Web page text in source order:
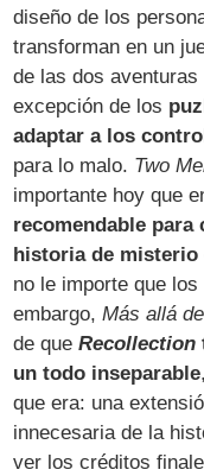
diseño de los
transforman en un
de las dos
excepción de los
adaptar a los
para lo malo. Two
importante hoy que
recomendable para
historia de misterio
no le importe que
embargo,Más allá
de queRecollection
un todo inseparable
que era: una
innecesaria de la
ver los créditos